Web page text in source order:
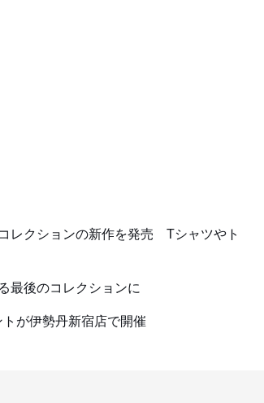
レクションの新作を発売 Tシャツやト
最後のコレクションに
が伊勢丹新宿店で開催